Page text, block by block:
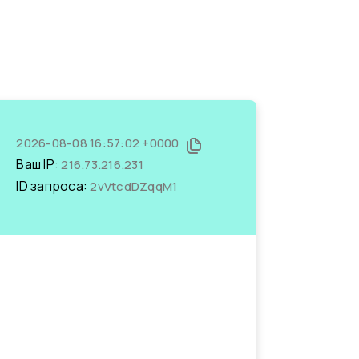
2026-08-08 16:57:02 +0000
Ваш IP:216.73.216.231
ID запроса:2vVtcdDZqqM1